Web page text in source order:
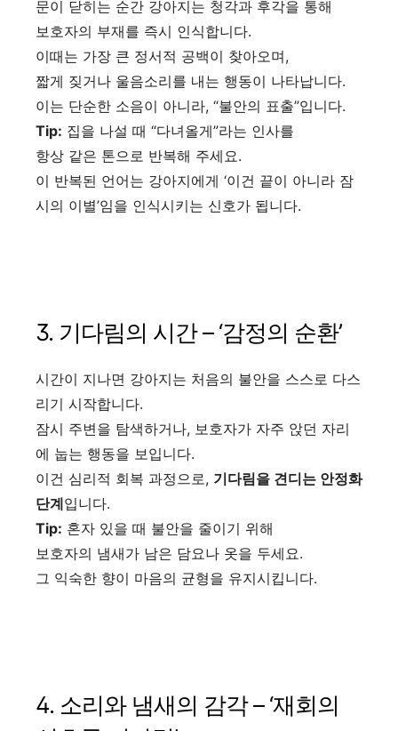
문이 닫히는 순간 강아지는 청각과 후각을 통해
보호자의 부재를 즉시 인식합니다.
이때는 가장 큰 정서적 공백이 찾아오며,
짧게 짖거나 울음소리를 내는 행동이 나타납니다.
이는 단순한 소음이 아니라, “불안의 표출”입니다.
Tip: 집을 나설 때 “다녀올게”라는 인사를
항상 같은 톤으로 반복해 주세요.
이 반복된 언어는 강아지에게 ‘이건 끝이 아니라 잠
시의 이별’임을 인식시키는 신호가 됩니다.
3. 기다림의 시간 – ‘감정의 순환’
시간이 지나면 강아지는 처음의 불안을 스스로 다스
리기 시작합니다.
잠시 주변을 탐색하거나, 보호자가 자주 앉던 자리
에 눕는 행동을 보입니다.
이건 심리적 회복 과정으로, 기다림을 견디는 안정화
단계입니다.
Tip: 혼자 있을 때 불안을 줄이기 위해
보호자의 냄새가 남은 담요나 옷을 두세요.
그 익숙한 향이 마음의 균형을 유지시킵니다.
4. 소리와 냄새의 감각 – ‘재회의